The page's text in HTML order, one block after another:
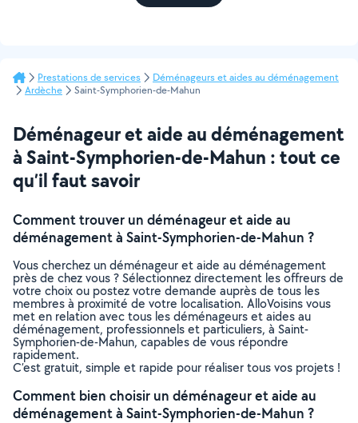
Prestations de services
Déménageurs et aides au déménagement
Ardèche
Saint-Symphorien-de-Mahun
Déménageur et aide au déménagement
à Saint-Symphorien-de-Mahun : tout ce
qu’il faut savoir
Comment trouver un déménageur et aide au
déménagement à Saint-Symphorien-de-Mahun ?
Vous cherchez un déménageur et aide au déménagement
près de chez vous ? Sélectionnez directement les offreurs de
votre choix ou postez votre demande auprès de tous les
membres à proximité de votre localisation. AlloVoisins vous
met en relation avec tous les déménageurs et aides au
déménagement, professionnels et particuliers, à Saint-
Symphorien-de-Mahun, capables de vous répondre
rapidement.
C’est gratuit, simple et rapide pour réaliser tous vos projets !
Comment bien choisir un déménageur et aide au
déménagement à Saint-Symphorien-de-Mahun ?